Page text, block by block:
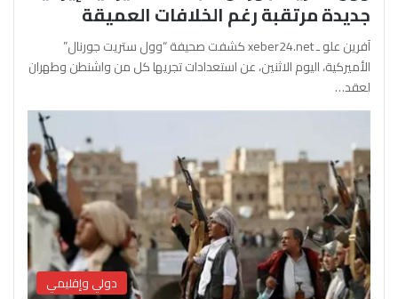
جديدة مرتقبة رغم الخلافات العميقة
آفرين علو ـ xeber24.net كشفت صحيفة “وول ستريت جورنال”
الأميركية، اليوم الاثنين، عن استعدادات تجريها كل من واشنطن وطهران
لعقد…
دولي وإقليمي